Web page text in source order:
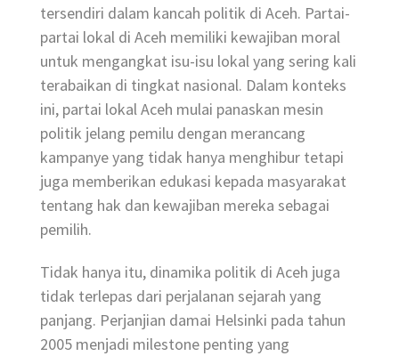
tersendiri dalam kancah politik di Aceh. Partai-
partai lokal di Aceh memiliki kewajiban moral
untuk mengangkat isu-isu lokal yang sering kali
terabaikan di tingkat nasional. Dalam konteks
ini, partai lokal Aceh mulai panaskan mesin
politik jelang pemilu dengan merancang
kampanye yang tidak hanya menghibur tetapi
juga memberikan edukasi kepada masyarakat
tentang hak dan kewajiban mereka sebagai
pemilih.
Tidak hanya itu, dinamika politik di Aceh juga
tidak terlepas dari perjalanan sejarah yang
panjang. Perjanjian damai Helsinki pada tahun
2005 menjadi milestone penting yang